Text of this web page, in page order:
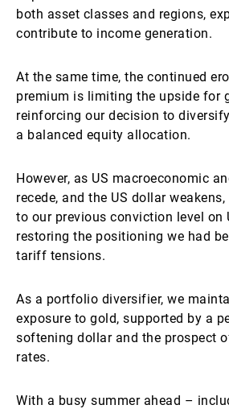
both asset classes and regions,
contribute to income generation.
At the same time, the continued
premium is limiting the upside for
reinforcing our decision to
a balanced equity allocation.
However, as US macroeconomic
recede, and the US dollar
to our previous conviction level on
restoring the positioning we had
tariff tensions.
As a portfolio diversifier, we
exposure to gold, supported by a
softening dollar and the prospect
rates.
With a busy summer ahead –